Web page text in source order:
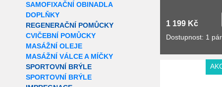
SAMOFIXAČNÍ OBINADLA
DOPLŇKY
REGENERAČNÍ POMŮCKY
CVIČEBNÍ POMŮCKY
MASÁŽNÍ OLEJE
MASÁŽNÍ VÁLCE A MÍČKY
SPORTOVNÍ BRÝLE
SPORTOVNÍ BRÝLE
1 199 Kč
Dostupnost: 1